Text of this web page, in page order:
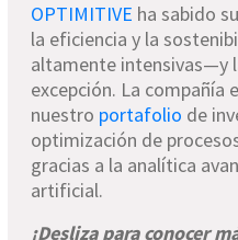
OPTIMITIVE ha sabido
la eficiencia y la
altamente intensivas—y
excepción. La compañía
nuestro portafolio de
optimización de
gracias a la analítica
artificial.
¡Desliza para conocer